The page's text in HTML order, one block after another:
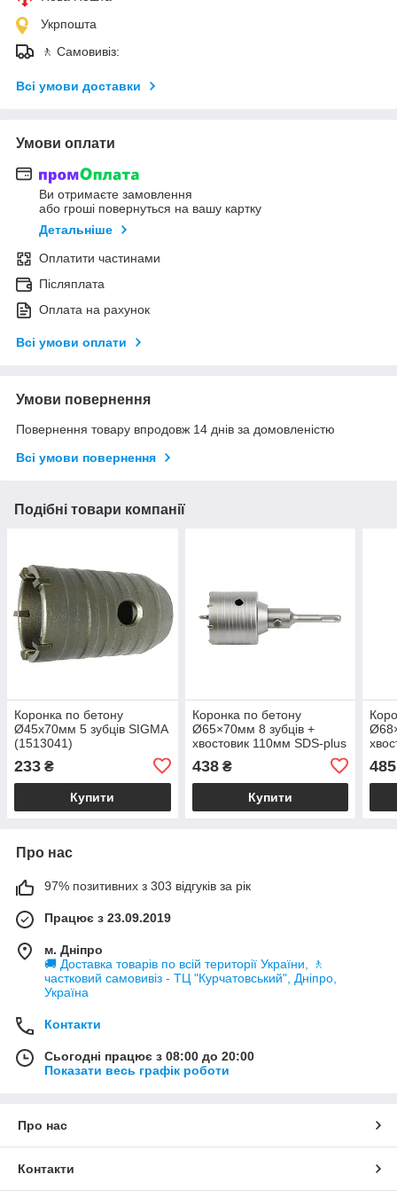
Укрпошта
🚶 Самовивіз:
Всі умови доставки
Умови оплати
Ви отримаєте замовлення
або гроші повернуться на вашу картку
Детальніше
Оплатити частинами
Післяплата
Оплата на рахунок
Всі умови оплати
Умови повернення
Повернення товару впродовж 14 днів за домовленістю
Всі умови повернення
Подібні товари компанії
Коронка по бетону
Ø45х70мм 5 зубців SIGMA
(1513041)
233 ₴
Купити
Коронка по бетону
Ø65×70мм 8 зубців +
хвостовик 110мм SDS-plus
438₴
Купити
485
Про нас
97% позитивних з 303 відгуків за рік
Працює з 23.09.2019
м. Дніпро
🚚 Доставка товарів по всій території України, 🚶
частковий самовивіз - ТЦ "Курчатовський", Дніпро,
Україна
Контакти
Сьогодні працює з 08:00 до 20:00
Показати весь графік роботи
Про нас
Контакти